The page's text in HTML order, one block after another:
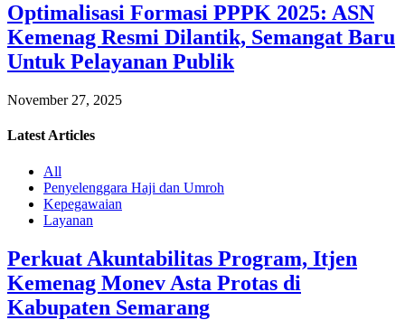
Optimalisasi Formasi PPPK 2025: ASN
Kemenag Resmi Dilantik, Semangat Baru
Untuk Pelayanan Publik
November 27, 2025
Latest Articles
All
Penyelenggara Haji dan Umroh
Kepegawaian
Layanan
Perkuat Akuntabilitas Program, Itjen
Kemenag Monev Asta Protas di
Kabupaten Semarang